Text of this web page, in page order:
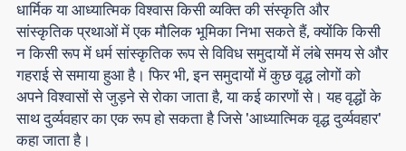
धार्मिक या आध्यात्मिक विश्वास किसी व्यक्ति की संस्कृति और
सांस्कृतिक प्रथाओं में एक मौलिक भूमिका निभा सकते हैं, क्योंकि किसी
न किसी रूप में धर्म सांस्कृतिक रूप से विविध समुदायों में लंबे समय से और
गहराई से समाया हुआ है। फिर भी, इन समुदायों में कुछ वृद्ध लोगों को
अपने विश्वासों से जुड़ने से रोका जाता है, या कई कारणों से। यह वृद्धों के
साथ दुर्व्यवहार का एक रूप हो सकता है जिसे 'आध्यात्मिक वृद्ध दुर्व्यवहार'
कहा जाता है।